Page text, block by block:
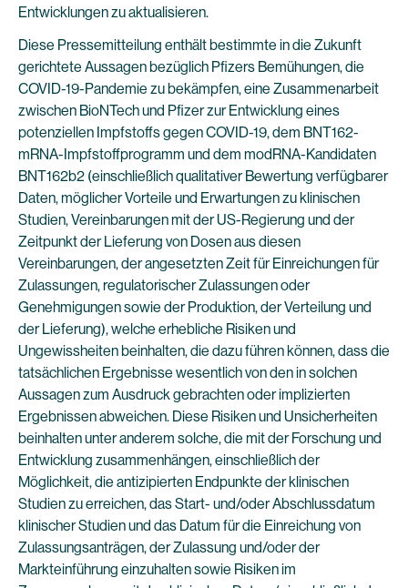
Entwicklungen zu aktualisieren.
Diese Pressemitteilung enthält bestimmte in die Zukunft
gerichtete Aussagen bezüglich Pfizers Bemühungen, die
COVID-19-Pandemie zu bekämpfen, eine Zusammenarbeit
zwischen BioNTech und Pfizer zur Entwicklung eines
potenziellen Impfstoffs gegen COVID-19, dem BNT162-
mRNA-Impfstoffprogramm und dem modRNA-Kandidaten
BNT162b2 (einschließlich qualitativer Bewertung verfügbarer
Daten, möglicher Vorteile und Erwartungen zu klinischen
Studien, Vereinbarungen mit der US-Regierung und der
Zeitpunkt der Lieferung von Dosen aus diesen
Vereinbarungen, der angesetzten Zeit für Einreichungen für
Zulassungen, regulatorischer Zulassungen oder
Genehmigungen sowie der Produktion, der Verteilung und
der Lieferung), welche erhebliche Risiken und
Ungewissheiten beinhalten, die dazu führen können, dass die
tatsächlichen Ergebnisse wesentlich von den in solchen
Aussagen zum Ausdruck gebrachten oder implizierten
Ergebnissen abweichen. Diese Risiken und Unsicherheiten
beinhalten unter anderem solche, die mit der Forschung und
Entwicklung zusammenhängen, einschließlich der
Möglichkeit, die antizipierten Endpunkte der klinischen
Studien zu erreichen, das Start- und/oder Abschlussdatum
klinischer Studien und das Datum für die Einreichung von
Zulassungsanträgen, der Zulassung und/oder der
Markteinführung einzuhalten sowie Risiken im